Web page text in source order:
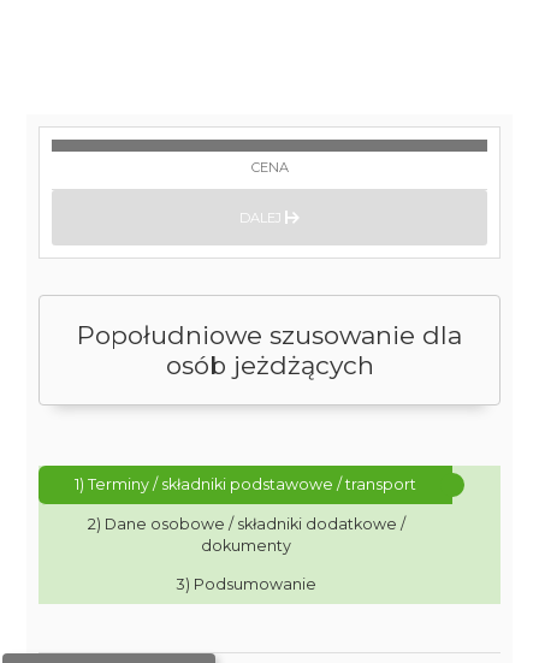
Popołudniowe szusowanie dla
osób jeżdżących
1) Terminy / składniki podstawowe / transport
2) Dane osobowe / składniki dodatkowe /
dokumenty
3) Podsumowanie
CENA
DALEJ